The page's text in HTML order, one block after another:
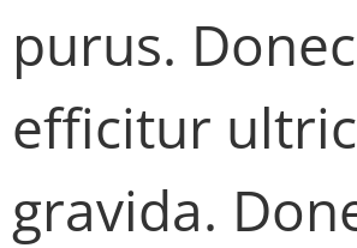
purus. Donec
efficitur
gravida.